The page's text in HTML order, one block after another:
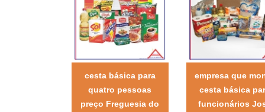
cesta básica para
quatro pessoas
preço Freguesia do
empresa que
cesta básica
funcionários